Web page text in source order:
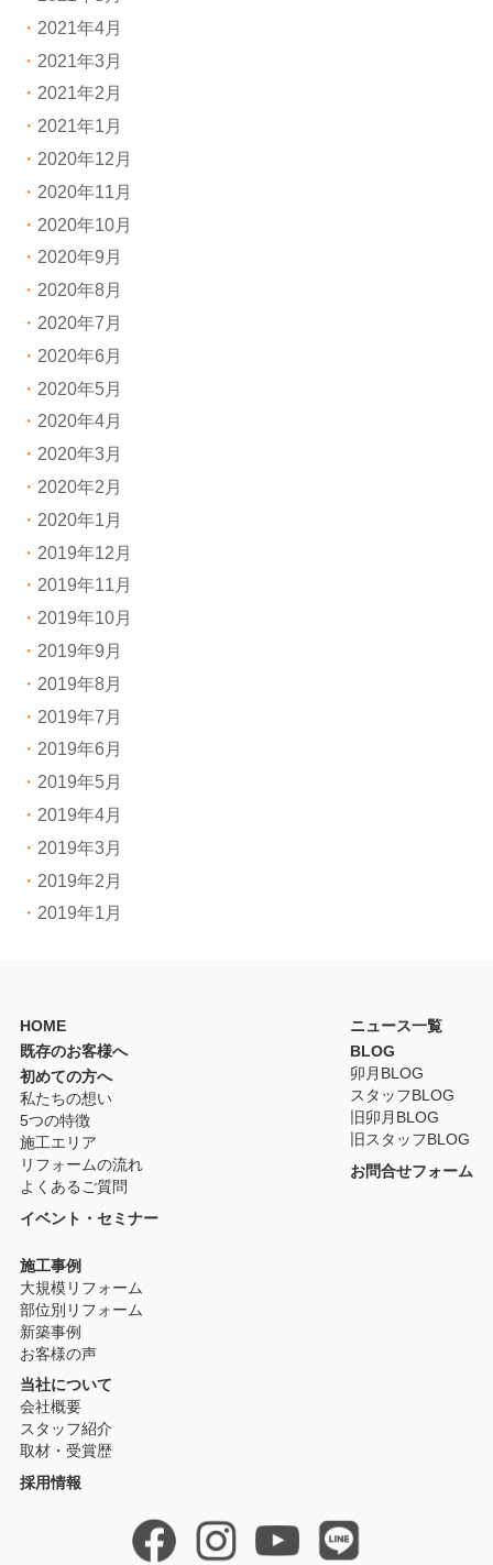
2021年4月
2021年3月
2021年2月
2021年1月
2020年12月
2020年11月
2020年10月
2020年9月
2020年8月
2020年7月
2020年6月
2020年5月
2020年4月
2020年3月
2020年2月
2020年1月
2019年12月
2019年11月
2019年10月
2019年9月
2019年8月
2019年7月
2019年6月
2019年5月
2019年4月
2019年3月
2019年2月
2019年1月
HOME
既存のお客様へ
初めての方へ
私たちの想い
5つの特徴
施工エリア
リフォームの流れ
よくあるご質問
イベント・セミナー
施工事例
大規模リフォーム
部位別リフォーム
新築事例
お客様の声
当社について
会社概要
スタッフ紹介
取材・受賞歴
採用情報
ニュース一覧
BLOG
卯月BLOG
スタッフBLOG
旧卯月BLOG
旧スタッフBLOG
お問合せフォーム